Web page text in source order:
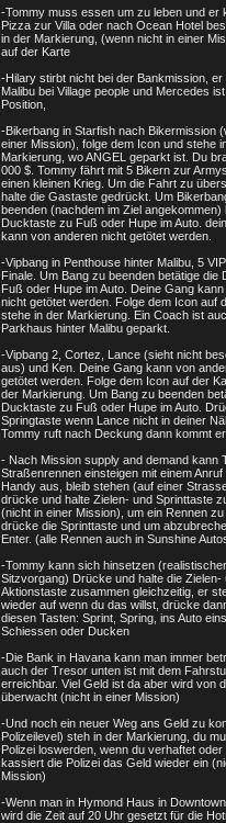
-Tommy muss essen um zu leben und er
Pizza zur Villa oder nach Ocean Hotel
in der Markierung, (wenn nicht in einer
auf der Karte
-Hilary stirbt nicht bei der Bankmission, er
Malibu bei Village people und Mercedes
Position,
-Bikerbang in Starfish nach Bikermission
einer Mission), folge dem Icon und stehe
Markierung, wo ANGEL geparkt ist. Du
000 $. Tommy fährt mit 5 Bikern zur
einen kleinen Krieg. Um die Fahrt zu
halte die Gastaste gedrückt. Um
beenden (nachdem im Ziel angekommen)
Ducktaste zu Fuß oder Hupe im Auto.
kann von anderen nicht getötet werden.
-Vipbang in Penthouse hinter Malibu, 5
Finale. Um Bang zu beenden betätige die
Fuß oder Hupe im Auto. Deine Gang
nicht getötet werden. Folge dem Icon auf
stehe in der Markierung. Ein Coach ist
Parkhaus hinter Malibu geparkt.
-Vipbang 2, Cortez, Lance (sieht nicht
aus) und Ken. Deine Gang kann von
getötet werden. Folge dem Icon auf der
der Markierung. Um Bang zu beenden
Ducktaste zu Fuß oder Hupe im Auto.
Springtaste wenn Lance nicht in deiner
Tommy ruft nach Deckung dann kommt er
- Nach Mission supply and demand kann
Straßenrennen einsteigen mit einem
Handy aus, bleib stehen (auf einer
drücke und halte Zielen- und Sprinttaste
(nicht in einer Mission), um ein Rennen
drücke die Sprinttaste und um
Enter. (alle Rennen auch in Sunshine
-Tommy kann sich hinsetzen
Sitzvorgang) Drücke und halte die Zielen-
Aktionstaste zusammen gleichzeitig, er
wieder auf wenn du das willst, drücke
diesen Tasten: Sprint, Spring, ins Auto
Schiessen oder Ducken
-Die Bank in Havana kann man immer
auch der Tresor unten ist mit dem
erreichbar. Viel Geld ist da aber wird von
überwacht (nicht in einer Mission)
-Und noch ein neuer Weg ans Geld zu
Polizeilevel) steh in der Markierung, du
Polizei loswerden, wenn du verhaftet
kassiert die Polizei das Geld wieder ein
Mission)
-Wenn man in Hymond Haus in
wird die Zeit auf 20 Uhr gesetzt für die